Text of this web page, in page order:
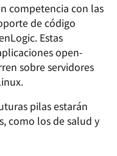
competencia con las
de código
Estas
open-
sobre servidores
pilas estarán
como los de salud y